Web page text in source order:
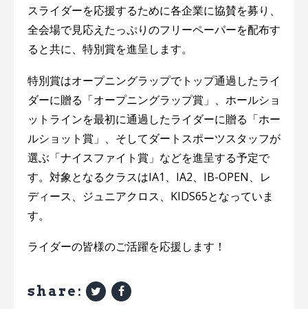
スライダーを応援するために各企業に協賛を募り、
全会場で見応えたっぷりのフリーペーパーを配布す
ると共に、特別賞を進呈します。
特別賞はオープニングラップでトップ通過したライ
ダーに贈る「オープニングラップ賞」、ホールショ
ットラインを最初に通過したライダーに贈る「ホー
ルショット賞」、そしてダートスポーツスタッフが
選ぶ「ナイスファイト賞」などを進呈する予定で
す。対象となるクラスはIA1、IA2、IB-OPEN、レ
ディース、ジュニアクロス、KIDS65となっていま
す。
ライダーの皆様のご活躍を応援します！
share: